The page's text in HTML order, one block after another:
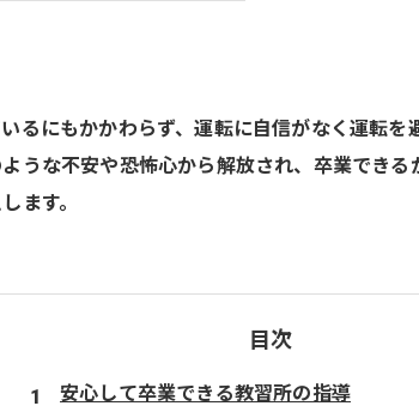
るにもかかわらず、運転に自信がなく運転
うな不安や恐怖心から解放され、卒業でき
ます。
目次
安心して卒業できる教習所の指導